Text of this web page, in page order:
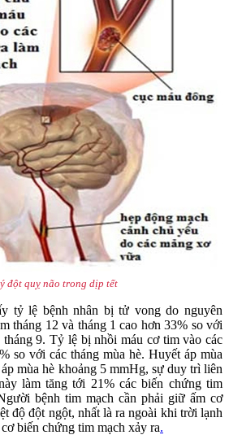
đột quỵ não trong dịp tết
tỷ lệ bệnh nhân bị tử vong do nguyên
tháng 12 và tháng 1 cao hơn 33% so với
9. Tỷ lệ bị nhồi máu cơ tim vào các
so với các tháng mùa hè. Huyết áp mùa
mùa hè khoảng 5 mmHg, sự duy trì liên
làm tăng tới 21% các biến chứng tim
bệnh tim mạch cần phải giữ ấm cơ
độ đột ngột, nhất là ra ngoài khi trời lạnh
biến chứng tim mạch xảy ra.